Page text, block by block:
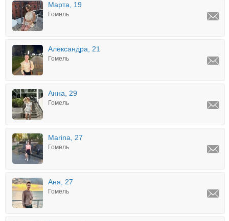
Марта, 19
Гомель
Александра, 21
Гомель
Анна, 29
Гомель
Marina, 27
Гомель
Аня, 27
Гомель